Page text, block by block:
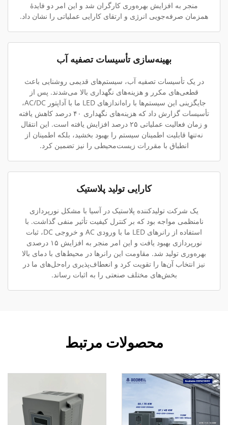
منجر به افزایش بهره‌وری کارگران شد و این امر دو فایدهٔ
همزمان صرفه‌جویی انرژی و ارتقای کارایی عملیاتی را نشان داد.
بهینه‌سازی تأسیسات تصفیه آب
در یک تأسیسات تصفیه آب، سیستم‌های قدیمی روشنایی باعث
قطعی‌های مکرر و هزینه‌های نگهداری بالا می‌شدند. پس از
جایگزینی این سیستم‌ها با راه‌اندازهای LED ما با آداپتور AC/DC،
تأسیسات گزارش داد که هزینه‌های نگهداری ۴۰ درصد کاهش یافته
و زمان فعالیت عملیاتی ۲۵ درصد افزایش یافته است. این انتقال
نه‌تنها قابلیت اطمینان سیستم را بهبود بخشید، بلکه اطمینان از
انطباق با مقررات زیست‌محیطی را نیز تضمین کرد.
کارایی تولید پلاستیک
یک شرکت تولیدکننده پلاستیک در آسیا با مشکل نورپردازی
نامنظمی مواجه بود که بر کنترل کیفیت تأثیر منفی گذاشت. با
استفاده از رانرهای LED ما با ورودی AC و خروجی DC، ثبات
نورپردازی بهبود یافت و این امر منجر به افزایش ۱۵ درصدی
بهره‌وری تولید شد. مقاومت این رانرها در محیط‌های با دمای بالا
نیز انتخاب آن‌ها را تقویت کرد و انعطاف‌پذیری راه‌حل‌های ما در
بخش‌های مختلف صنعتی را به اثبات رساند.
محصولات مرتبط